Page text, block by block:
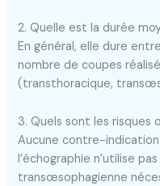
2. Quelle est la durée
En général, elle dure
nombre de coupes
(transthoracique,
3. Quels sont les risques
Aucune contre-
l’échographie n’utilise
transœsophagienne